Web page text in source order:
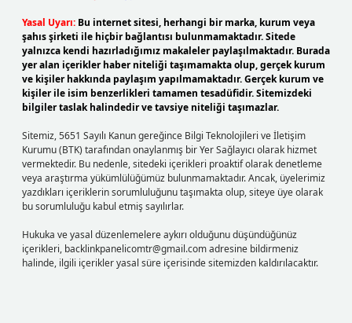
Yasal Uyarı: Bu internet sitesi, herhangi bir marka, kurum veya
şahıs şirketi ile hiçbir bağlantısı bulunmamaktadır. Sitede
yalnızca kendi hazırladığımız makaleler paylaşılmaktadır. Burada
yer alan içerikler haber niteliği taşımamakta olup, gerçek kurum
ve kişiler hakkında paylaşım yapılmamaktadır. Gerçek kurum ve
kişiler ile isim benzerlikleri tamamen tesadüfidir. Sitemizdeki
bilgiler taslak halindedir ve tavsiye niteliği taşımazlar.
Sitemiz, 5651 Sayılı Kanun gereğince Bilgi Teknolojileri ve İletişim
Kurumu (BTK) tarafından onaylanmış bir Yer Sağlayıcı olarak hizmet
vermektedir. Bu nedenle, sitedeki içerikleri proaktif olarak denetleme
veya araştırma yükümlülüğümüz bulunmamaktadır. Ancak, üyelerimiz
yazdıkları içeriklerin sorumluluğunu taşımakta olup, siteye üye olarak
bu sorumluluğu kabul etmiş sayılırlar.
Hukuka ve yasal düzenlemelere aykırı olduğunu düşündüğünüz
içerikleri, backlinkpanelicomtr@gmail.comadresine bildirmeniz
halinde, ilgili içerikler yasal süre içerisinde sitemizden kaldırılacaktır.